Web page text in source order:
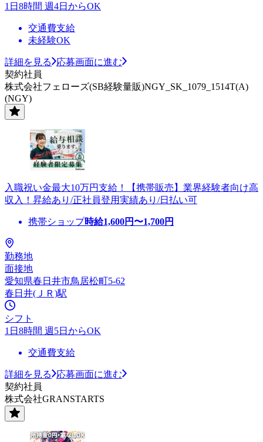
1日8時間 週4日からOK
交通費支給
未経験OK
詳細を見る
応募画面に進む
契約社員
株式会社フェローズ(SB経験量販)NGY_SK_1079_1514T(A)
(NGY)
入職祝い金最大10万円支給！【携帯販売】業界経験者向け高
収入！昇給あり/正社員登用実績あり/日払い可
携帯ショップ時給1,600円〜1,700円
勤務地
面接地
愛知県春日井市鳥居松町5-62
春日井(ＪＲ)駅
シフト
1日8時間 週5日からOK
交通費支給
詳細を見る
応募画面に進む
契約社員
株式会社GRANSTARTS